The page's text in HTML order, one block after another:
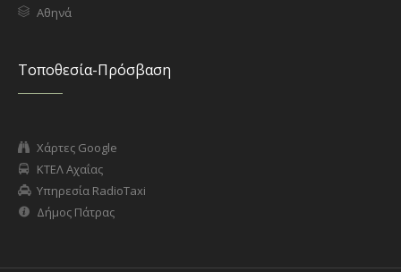
Αθηνά
Τοποθεσία-Πρόσβαση
Χάρτες Google
ΚΤΕΛ Αχαΐας
Υπηρεσία RadioTaxi
Δήμος Πάτρας